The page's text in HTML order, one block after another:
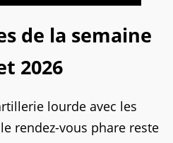
de la semaine
2026
lourde avec les
rendez-vous phare reste